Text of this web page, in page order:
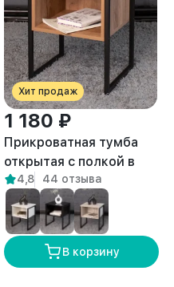
Хит продаж
1 180 ₽
Прикроватная тумба
открытая с полкой в
стиле Лофт Вельга
амаретто
4,8 44 отзыва
В корзину